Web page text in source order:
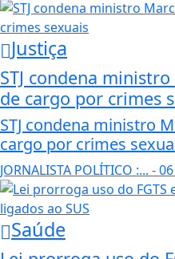
Justiça
STJ condena
de cargo por crimes
STJ condena ministro
cargo por crimes
JORNALISTA POLÍTICO :... -
Saúde